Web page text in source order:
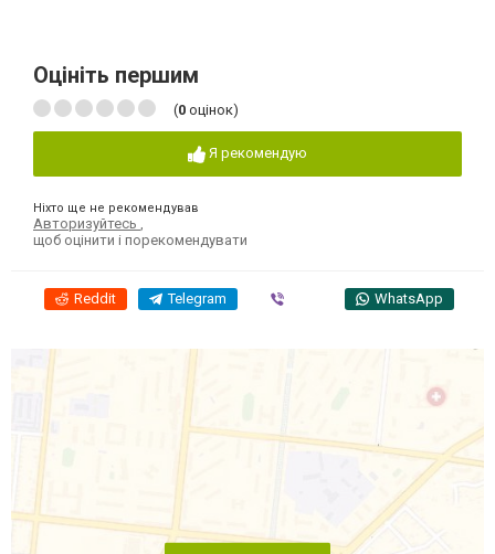
Оцініть першим
(0 оцінок)
Я рекомендую
Ніхто ще не рекомендував
Авторизуйтесь
щоб оцінити і порекомендувати
Reddit Telegram WhatsApp